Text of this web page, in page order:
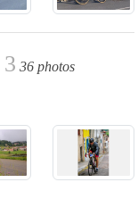
36 photos